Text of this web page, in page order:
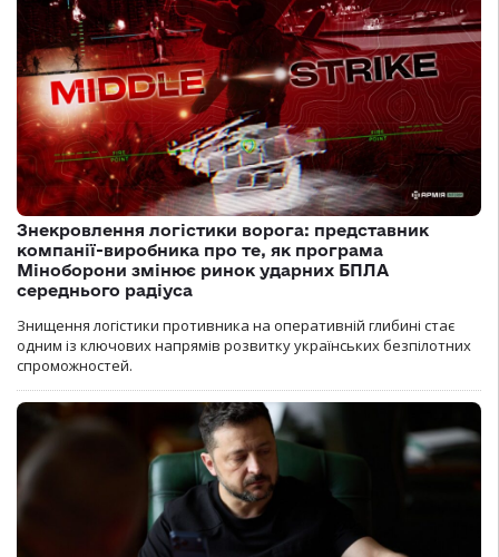
Знекровлення логістики ворога: представник
компанії-виробника про те, як програма
Міноборони змінює ринок ударних БПЛА
середнього радіуса
Знищення логістики противника на оперативній глибині стає
одним із ключових напрямів розвитку українських безпілотних
спроможностей.